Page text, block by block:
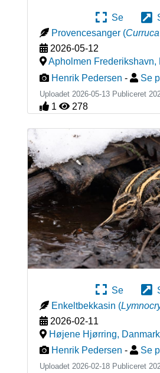
Se
Provencesanger (
2026-05-12
Apholmen Frederikshavn,
Henrik Pedersen - Se
Uploadet 2026-05-13 Publiceret
1 278
Se
Enkeltbekkasin (
2026-02-11
Højene Hjørring, Danmark
Henrik Pedersen - Se
Uploadet 2026-02-18 Publiceret